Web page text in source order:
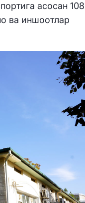
асосан 108
ва иншоотлар